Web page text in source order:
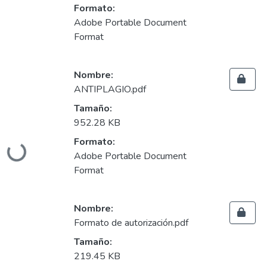
Formato:
Adobe Portable Document
Format
Cargando...
Nombre:
ANTIPLAGIO.pdf
Tamaño:
952.28 KB
Formato:
Adobe Portable Document
Format
Nombre:
Formato de autorización.pdf
Tamaño:
219.45 KB